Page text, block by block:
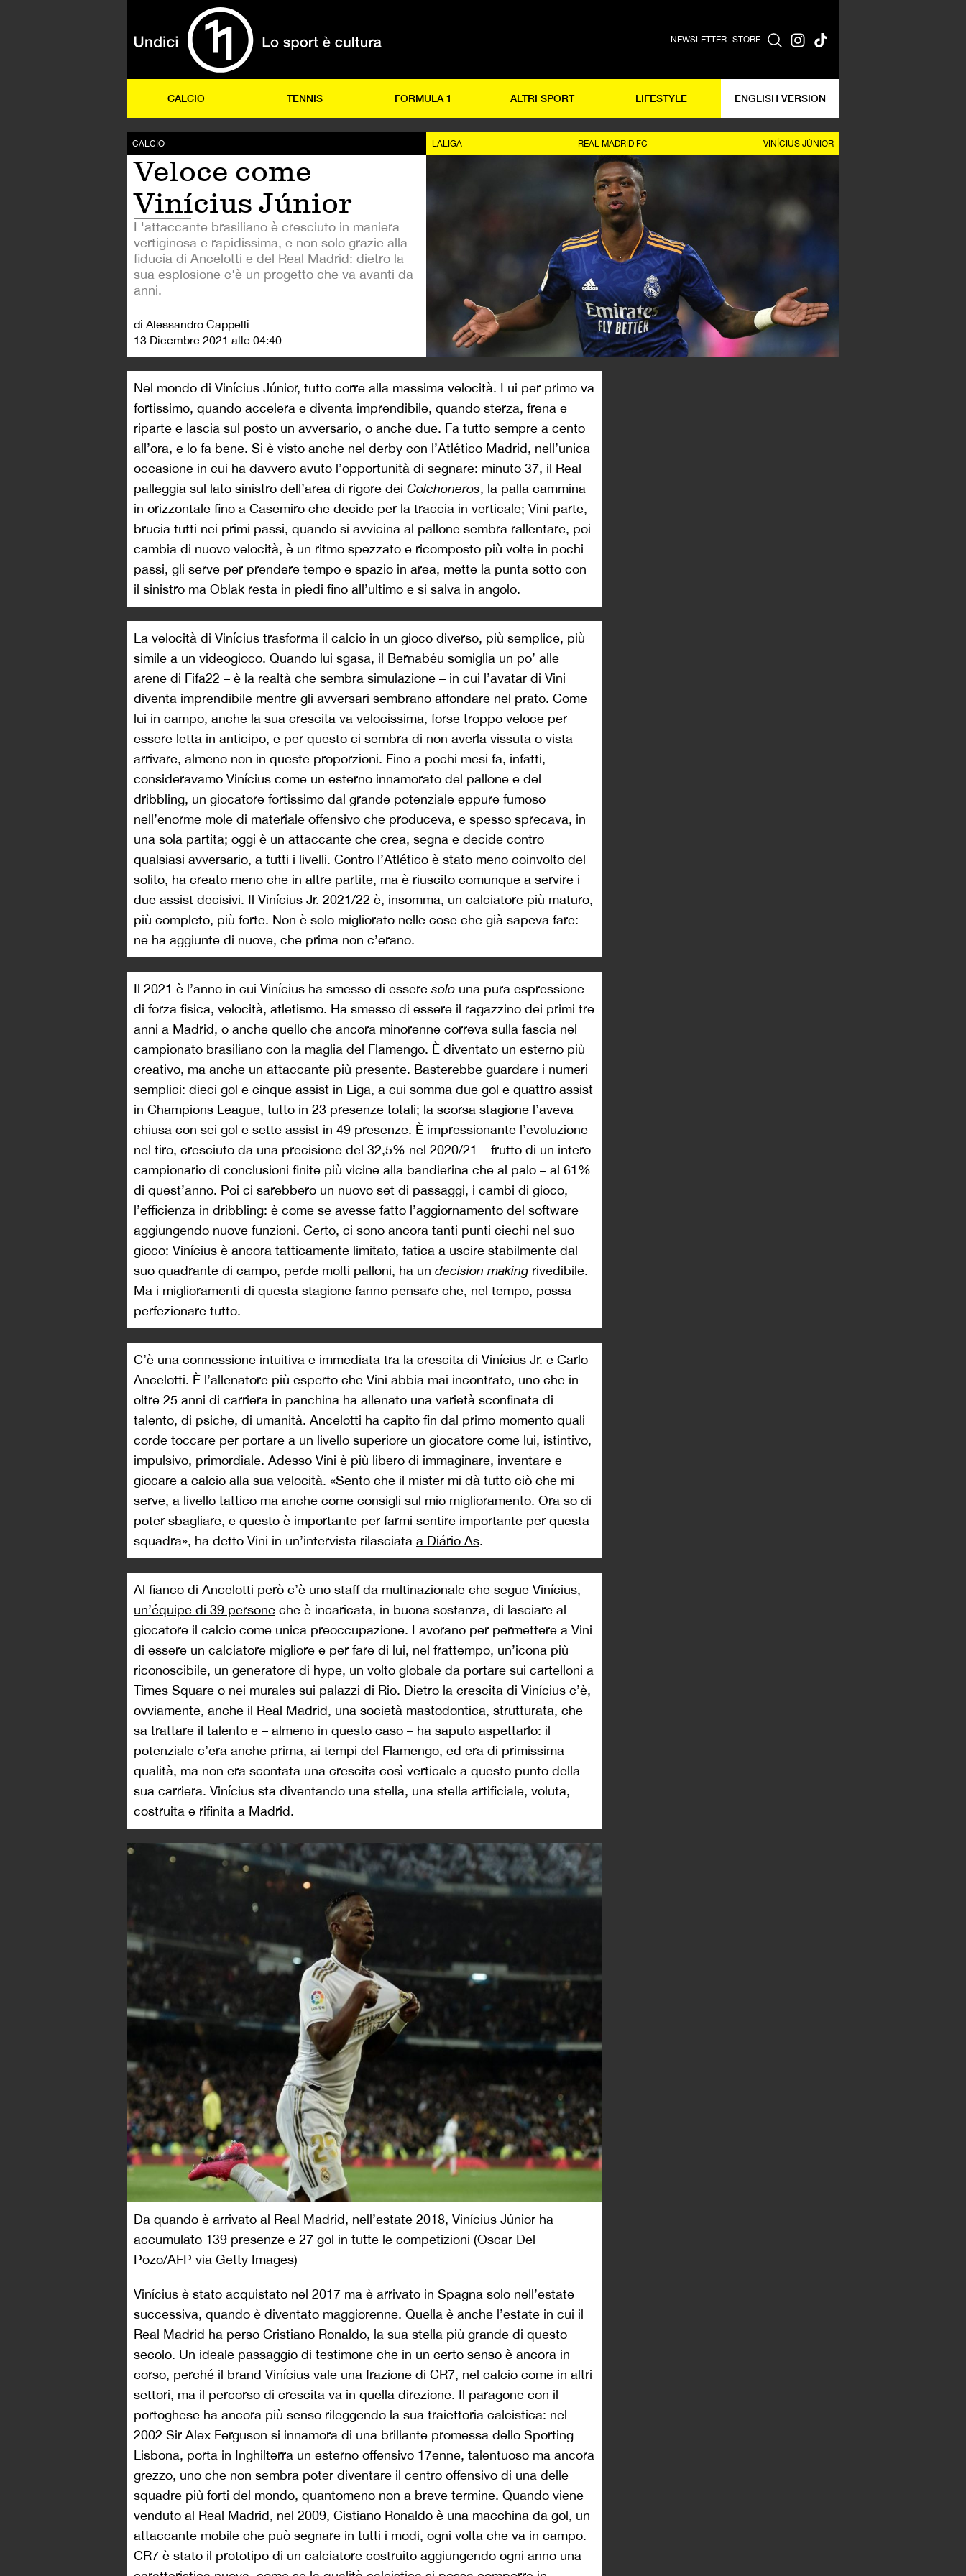
NEWSLETTER STORE
CALCIO TENNIS FORMULA 1 ALTRI SPORT LIFESTYLE ENGLISH VERSION
CALCIO
Veloce come
Vinícius Júnior
L'attaccante brasiliano è cresciuto in maniera
vertiginosa e rapidissima, e non solo grazie alla
fiducia di Ancelotti e del Real Madrid: dietro la
sua esplosione c'è un progetto che va avanti da
anni.
di Alessandro Cappelli
13 Dicembre 2021 alle 04:40
LALIGA REAL MADRID FC VINÍCIUS JÚNIOR
Nel mondo di Vinícius Júnior, tutto corre alla massima velocità. Lui per primo va
fortissimo, quando accelera e diventa imprendibile, quando sterza, frena e
riparte e lascia sul posto un avversario, o anche due. Fa tutto sempre a cento
all’ora, e lo fa bene. Si è visto anche nel derby con l’Atlético Madrid, nell’unica
occasione in cui ha davvero avuto l’opportunità di segnare: minuto 37, il Real
palleggia sul lato sinistro dell’area di rigore dei Colchoneros, la palla cammina
in orizzontale fino a Casemiro che decide per la traccia in verticale; Vini parte,
brucia tutti nei primi passi, quando si avvicina al pallone sembra rallentare, poi
cambia di nuovo velocità, è un ritmo spezzato e ricomposto più volte in pochi
passi, gli serve per prendere tempo e spazio in area, mette la punta sotto con
il sinistro ma Oblak resta in piedi fino all’ultimo e si salva in angolo.
La velocità di Vinícius trasforma il calcio in un gioco diverso, più semplice, più
simile a un videogioco. Quando lui sgasa, il Bernabéu somiglia un po’ alle
arene di Fifa22 – è la realtà che sembra simulazione – in cui l’avatar di Vini
diventa imprendibile mentre gli avversari sembrano affondare nel prato. Come
lui in campo, anche la sua crescita va velocissima, forse troppo veloce per
essere letta in anticipo, e per questo ci sembra di non averla vissuta o vista
arrivare, almeno non in queste proporzioni. Fino a pochi mesi fa, infatti,
consideravamo Vinícius come un esterno innamorato del pallone e del
dribbling, un giocatore fortissimo dal grande potenziale eppure fumoso
nell’enorme mole di materiale offensivo che produceva, e spesso sprecava, in
una sola partita; oggi è un attaccante che crea, segna e decide contro
qualsiasi avversario, a tutti i livelli. Contro l’Atlético è stato meno coinvolto del
solito, ha creato meno che in altre partite, ma è riuscito comunque a servire i
due assist decisivi. Il Vinícius Jr. 2021/22 è, insomma, un calciatore più maturo,
più completo, più forte. Non è solo migliorato nelle cose che già sapeva fare:
ne ha aggiunte di nuove, che prima non c’erano.
Il 2021 è l’anno in cui Vinícius ha smesso di essere solo una pura espressione
di forza fisica, velocità, atletismo. Ha smesso di essere il ragazzino dei primi tre
anni a Madrid, o anche quello che ancora minorenne correva sulla fascia nel
campionato brasiliano con la maglia del Flamengo. È diventato un esterno più
creativo, ma anche un attaccante più presente. Basterebbe guardare i numeri
semplici: dieci gol e cinque assist in Liga, a cui somma due gol e quattro assist
in Champions League, tutto in 23 presenze totali; la scorsa stagione l’aveva
chiusa con sei gol e sette assist in 49 presenze. È impressionante l’evoluzione
nel tiro, cresciuto da una precisione del 32,5% nel 2020/21 – frutto di un intero
campionario di conclusioni finite più vicine alla bandierina che al palo – al 61%
di quest’anno. Poi ci sarebbero un nuovo set di passaggi, i cambi di gioco,
l’efficienza in dribbling: è come se avesse fatto l’aggiornamento del software
aggiungendo nuove funzioni. Certo, ci sono ancora tanti punti ciechi nel suo
gioco: Vinícius è ancora tatticamente limitato, fatica a uscire stabilmente dal
suo quadrante di campo, perde molti palloni, ha un decision making rivedibile.
Ma i miglioramenti di questa stagione fanno pensare che, nel tempo, possa
perfezionare tutto.
C’è una connessione intuitiva e immediata tra la crescita di Vinícius Jr. e Carlo
Ancelotti. È l’allenatore più esperto che Vini abbia mai incontrato, uno che in
oltre 25 anni di carriera in panchina ha allenato una varietà sconfinata di
talento, di psiche, di umanità. Ancelotti ha capito fin dal primo momento quali
corde toccare per portare a un livello superiore un giocatore come lui, istintivo,
impulsivo, primordiale. Adesso Vini è più libero di immaginare, inventare e
giocare a calcio alla sua velocità. «Sento che il mister mi dà tutto ciò che mi
serve, a livello tattico ma anche come consigli sul mio miglioramento. Ora so di
poter sbagliare, e questo è importante per farmi sentire importante per questa
squadra», ha detto Vini in un’intervista rilasciata a Diário As.
Al fianco di Ancelotti però c’è uno staff da multinazionale che segue Vinícius,
un’équipe di 39 persone che è incaricata, in buona sostanza, di lasciare al
giocatore il calcio come unica preoccupazione. Lavorano per permettere a Vini
di essere un calciatore migliore e per fare di lui, nel frattempo, un’icona più
riconoscibile, un generatore di hype, un volto globale da portare sui cartelloni a
Times Square o nei murales sui palazzi di Rio. Dietro la crescita di Vinícius c’è,
ovviamente, anche il Real Madrid, una società mastodontica, strutturata, che
sa trattare il talento e – almeno in questo caso – ha saputo aspettarlo: il
potenziale c’era anche prima, ai tempi del Flamengo, ed era di primissima
qualità, ma non era scontata una crescita così verticale a questo punto della
sua carriera. Vinícius sta diventando una stella, una stella artificiale, voluta,
costruita e rifinita a Madrid.
Da quando è arrivato al Real Madrid, nell’estate 2018, Vinícius Júnior ha
accumulato 139 presenze e 27 gol in tutte le competizioni (Oscar Del
Pozo/AFP via Getty Images)
Vinícius è stato acquistato nel 2017 ma è arrivato in Spagna solo nell’estate
successiva, quando è diventato maggiorenne. Quella è anche l’estate in cui il
Real Madrid ha perso Cristiano Ronaldo, la sua stella più grande di questo
secolo. Un ideale passaggio di testimone che in un certo senso è ancora in
corso, perché il brand Vinícius vale una frazione di CR7, nel calcio come in altri
settori, ma il percorso di crescita va in quella direzione. Il paragone con il
portoghese ha ancora più senso rileggendo la sua traiettoria calcistica: nel
2002 Sir Alex Ferguson si innamora di una brillante promessa dello Sporting
Lisbona, porta in Inghilterra un esterno offensivo 17enne, talentuoso ma ancora
grezzo, uno che non sembra poter diventare il centro offensivo di una delle
squadre più forti del mondo, quantomeno non a breve termine. Quando viene
venduto al Real Madrid, nel 2009, Cistiano Ronaldo è una macchina da gol, un
attaccante mobile che può segnare in tutti i modi, ogni volta che va in campo.
CR7 è stato il prototipo di un calciatore costruito aggiungendo ogni anno una